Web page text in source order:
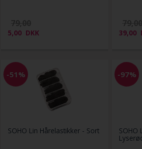
5,00 DKK 39,00
-51%
SOHO Lin Hårelastikker - Sort
-97%
SOHO